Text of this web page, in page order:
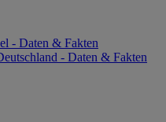
- Daten & Fakten
- Daten & Fakten